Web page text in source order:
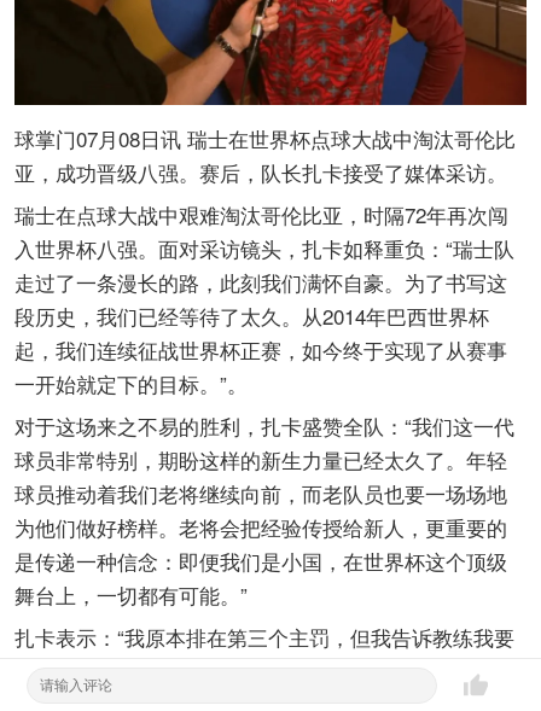
球掌门07月08日讯 瑞士在世界杯点球大战中淘汰哥伦比
亚，成功晋级八强。赛后，队长扎卡接受了媒体采访。
瑞士在点球大战中艰难淘汰哥伦比亚，时隔72年再次闯
入世界杯八强。面对采访镜头，扎卡如释重负：“瑞士队
走过了一条漫长的路，此刻我们满怀自豪。为了书写这
段历史，我们已经等待了太久。从2014年巴西世界杯
起，我们连续征战世界杯正赛，如今终于实现了从赛事
一开始就定下的目标。”。
对于这场来之不易的胜利，扎卡盛赞全队：“我们这一代
球员非常特别，期盼这样的新生力量已经太久了。年轻
球员推动着我们老将继续向前，而老队员也要一场场地
为他们做好榜样。老将会把经验传授给新人，更重要的
是传递一种信念：即便我们是小国，在世界杯这个顶级
舞台上，一切都有可能。”
扎卡表示：“我原本排在第三个主罚，但我告诉教练我要
第一个上，承担起责任，就像队长该做的那样。不过现
在先不谈这个，我对这支球队感到无比自豪。这是一场